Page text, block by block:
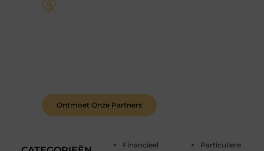
Financieel
Particuliere
Ontmoet Onze Partners